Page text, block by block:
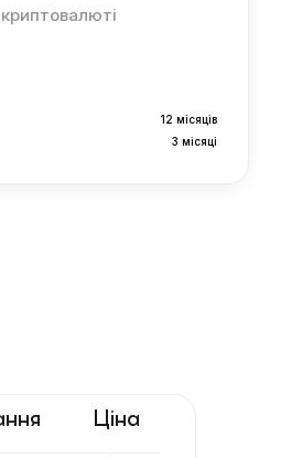
12 місяців
3 місяці
Ціна